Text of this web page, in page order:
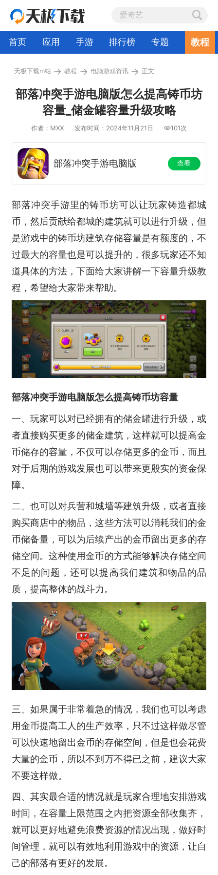
首页 应用 手游 排行榜 专题 教程
天极下载m站 → 教程 → 电脑游戏资讯 → 正文
部落冲突手游电脑版怎么提高铸币坊
容量_储金罐容量升级攻略
作者：MXX 发布时间：2024年11月21日 101次
部落冲突手游电脑版 查看
部落冲突手游里的铸币坊可以让玩家铸造都城
币，然后贡献给都城的建筑就可以进行升级，但
是游戏中的铸币坊建筑存储容量是有额度的，不
过最大的容量也是可以提升的，很多玩家还不知
道具体的方法，下面给大家讲解一下容量升级教
程，希望给大家带来帮助。
部落冲突手游电脑版怎么提高铸币坊容量
一、玩家可以对已经拥有的储金罐进行升级，或
者直接购买更多的储金建筑，这样就可以提高金
币储存的容量，不仅可以存储更多的金币，而且
对于后期的游戏发展也可以带来更殷实的资金保
障。
二、也可以对兵营和城墙等建筑升级，或者直接
购买商店中的物品，这些方法可以消耗我们的金
币储备量，可以为后续产出的金币留出更多的存
储空间。这种使用金币的方式能够解决存储空间
不足的问题，还可以提高我们建筑和物品的品
质，提高整体的战斗力。
三、如果属于非常着急的情况，我们也可以考虑
用金币提高工人的生产效率，只不过这样做尽管
可以快速地留出金币的存储空间，但是也会花费
大量的金币，所以不到万不得已之前，建议大家
不要这样做。
四、其实最合适的情况就是玩家合理地安排游戏
时间，在容量上限范围之内把资源全部收集齐，
就可以更好地避免浪费资源的情况出现，做好时
间管理，就可以有效地利用游戏中的资源，让自
己的部落有更好的发展。